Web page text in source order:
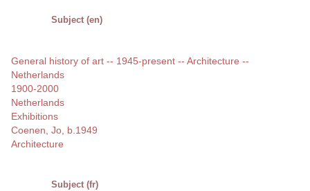
Subject (en)
General history of art -- 1945-present -- Architecture --
Netherlands
1900-2000
Netherlands
Exhibitions
Coenen, Jo, b.1949
Architecture
Subject (fr)